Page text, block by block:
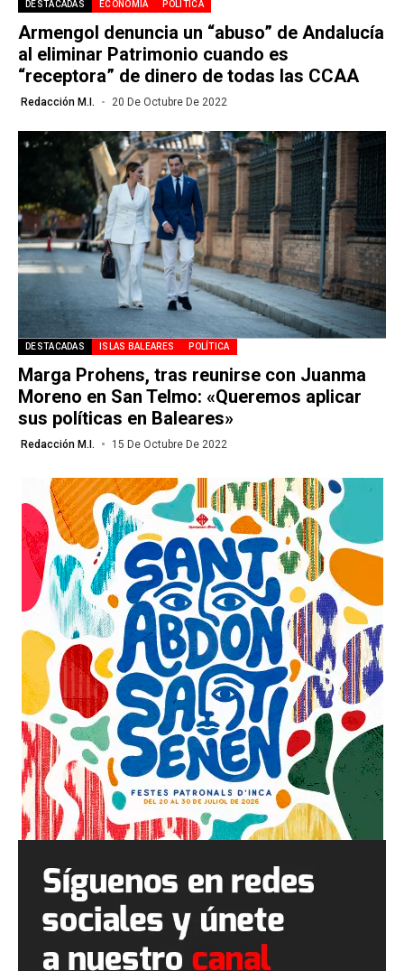
DESTACADAS ECONOMÍA POLÍTICA
Armengol denuncia un “abuso” de Andalucía
al eliminar Patrimonio cuando es
“receptora” de dinero de todas las CCAA
Redacción M.I. 20 De Octubre De 2022
DESTACADAS ISLAS BALEARES POLÍTICA
Marga Prohens, tras reunirse con Juanma
Moreno en San Telmo: «Queremos aplicar
sus políticas en Baleares»
Redacción M.I. 15 De Octubre De 2022